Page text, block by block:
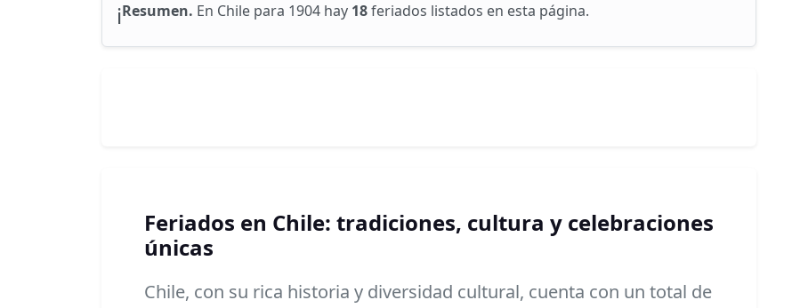
ℹ️Resumen. En Chile para 1904 hay 18feriados listados en esta página.
Feriados en Chile: tradiciones, cultura y celebraciones
únicas
Chile, con su rica historia y diversidad cultural, cuenta con un total de